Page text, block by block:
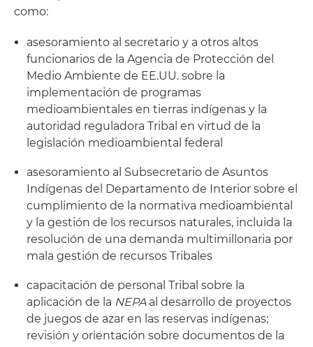
como:
asesoramiento al secretario y a otros altos
funcionarios de la Agencia de Protección del
Medio Ambiente de EE.UU. sobre la
implementación de programas
medioambientales en tierras indígenas y la
autoridad reguladora Tribal en virtud de la
legislación medioambiental federal
asesoramiento al Subsecretario de Asuntos
Indígenas del Departamento de Interior sobre el
cumplimiento de la normativa medioambiental
y la gestión de los recursos naturales, incluida la
resolución de una demanda multimillonaria por
mala gestión de recursos Tribales
capacitación de personal Tribal sobre la
aplicación de la NEPAal desarrollo de proyectos
de juegos de azar en las reservas indígenas;
revisión y orientación sobre documentos de la